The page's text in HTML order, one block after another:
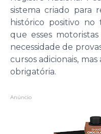
sistema criado para
histórico positivo no
que esses
necessidade de
cursos adicionais,
obrigatória.
Anúncio